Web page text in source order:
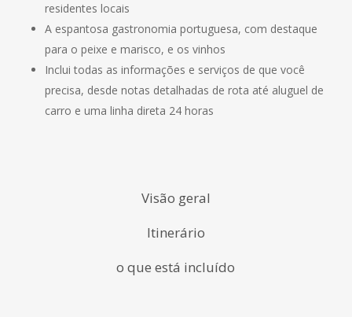
residentes locais
A espantosa gastronomia portuguesa, com destaque
para o peixe e marisco, e os vinhos
Inclui todas as informações e serviços de que você
precisa, desde notas detalhadas de rota até aluguel de
carro e uma linha direta 24 horas
Visão geral
Itinerário
o que está incluído